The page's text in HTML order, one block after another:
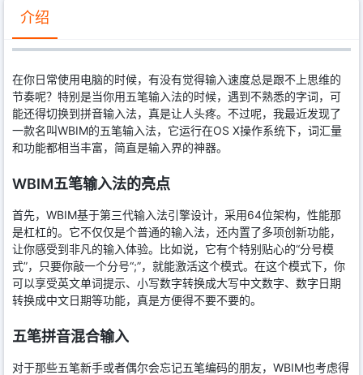
介绍
在你日常使用电脑的时候，有没有觉得输入速度总是跟不上思维的
节奏呢？特别是当你用五笔输入法的时候，遇到不熟悉的字词，可
能还得切换到拼音输入法，真是让人头疼。不过呢，我最近发现了
一款名叫WBIM的五笔输入法，它运行在OS X操作系统下，词汇量
和功能都相当丰富，简直是输入界的神器。
WBIM五笔输入法的亮点
首先，WBIM基于第三代输入法引擎设计，采用64位架构，性能那
是杠杠的。它不仅仅是个普通的输入法，还内置了多项创新功能，
让你感受到非凡的输入体验。比如说，它有个特别贴心的“分号模
式”，只要你敲一个分号“;”，就能激活这个模式。在这个模式下，你
可以享受英文单词提示、小写数字转换成大写中文数字、数字日期
转换成中文日期等功能，真是方便得不要不要的。
五笔拼音混合输入
对于那些五笔新手或者偶尔会忘记五笔编码的朋友，WBIM也考虑得